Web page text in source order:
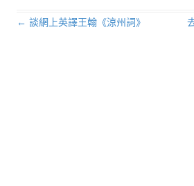
文章導航列
← 談網上英譯王翰《涼州詞》